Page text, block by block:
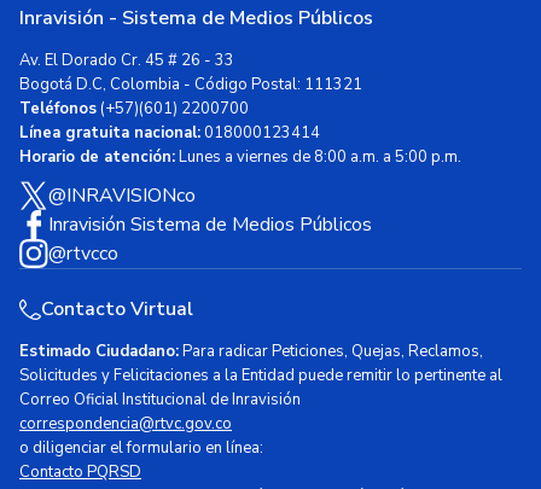
Inravisión - Sistema de Medios Públicos
Av. El Dorado Cr. 45 # 26 - 33
Bogotá D.C, Colombia - Código Postal: 111321
Teléfonos(+57)(601) 2200700
Línea gratuita nacional:018000123414
Horario de atención:Lunes a viernes de 8:00 a.m. a 5:00 p.m.
@INRAVISIONco
Inravisión Sistema de Medios Públicos
@rtvcco
Contacto Virtual
Estimado Ciudadano:Para radicar Peticiones, Quejas, Reclamos,
Solicitudes y Felicitaciones a la Entidad puede remitir lo pertinente al
Correo Oficial Institucional de Inravisión
correspondencia@rtvc.gov.co
o diligenciar el formulario en línea:
Contacto PQRSD